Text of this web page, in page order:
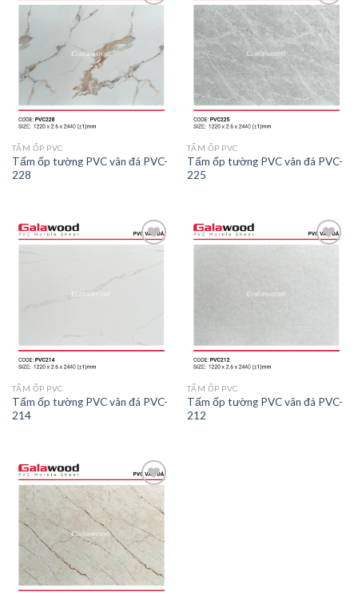
Add to
wishlist
TẤM ỐP PVC
Tấm ốp tường PVC vân đá PVC-
228
Add to
wishlist
TẤM ỐP PVC
Tấm ốp tường PVC vân đá PVC-
225
TẤM ỐP PVC
Tấm ốp tường PVC vân đá PVC-
214
TẤM ỐP PVC
Tấm ốp tường PVC vân đá PVC-
212
Add to
wishlist